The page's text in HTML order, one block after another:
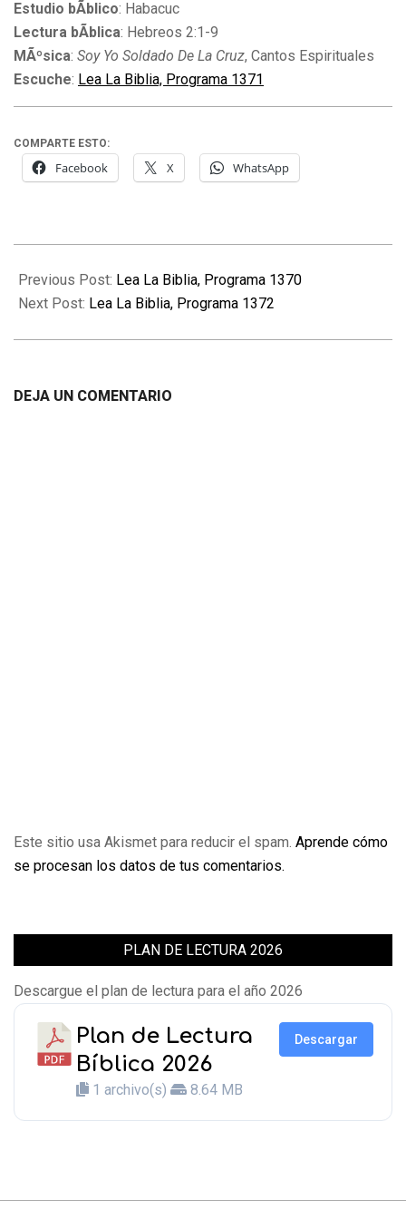
Estudio bÃ­blico: Habacuc
Lectura bÃ­blica: Hebreos 2:1-9
MÃºsica: Soy Yo Soldado De La Cruz, Cantos Espirituales
Escuche: Lea La Biblia, Programa 1371
COMPARTE ESTO:
Facebook X WhatsApp
05-
28
Previous Post: Lea La Biblia, Programa 1370
Next Post: Lea La Biblia, Programa 1372
DEJA UN COMENTARIO
Este sitio usa Akismet para reducir el spam. Aprende cómo
se procesan los datos de tus comentarios.
PLAN DE LECTURA 2026
Descargue el plan de lectura para el año 2026
Plan de Lectura
Bíblica 2026
1 archivo(s) 8.64 MB
Descargar